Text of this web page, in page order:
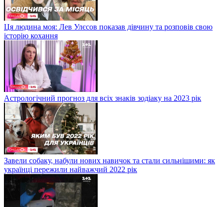
Ця людина моя: Лев Улєсов показав дівчину та розповів свою
історію кохання
Астрологічний прогноз для всіх знаків зодіаку на 2023 рік
Завели собаку, набули нових навичок та стали сильнішими: як
українці пережили найважчий 2022 рік